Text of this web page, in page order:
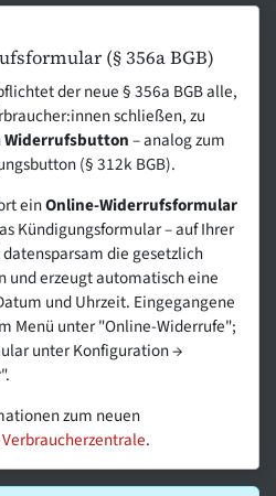
(§ 356a BGB)
der neue § 356a BGB alle,
schließen, zu
Widerrufsbutton– analog zum
(§ 312k BGB).
einOnline-Widerrufsformular
Kündigungsformular – auf Ihrer
die gesetzlich
und erzeugt automatisch eine
und Uhrzeit. Eingegangene
Menü unter "Online-Widerrufe";
unter Konfiguration →
zum neuen
Verbraucherzentrale.